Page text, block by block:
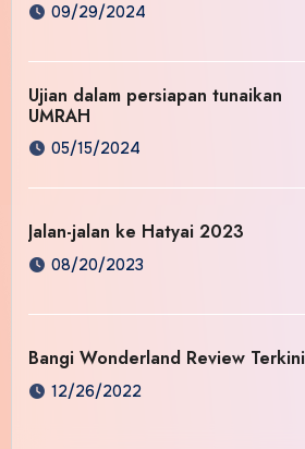
09/29/2024
Ujian dalam persiapan tunaikan
UMRAH
05/15/2024
Jalan-jalan ke Hatyai 2023
08/20/2023
Bangi Wonderland Review Terkini
12/26/2022